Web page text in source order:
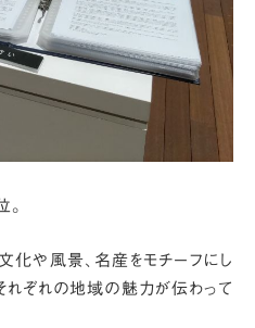
化や風景、名産をモチーフにし
れぞれの地域の魅力が伝わって